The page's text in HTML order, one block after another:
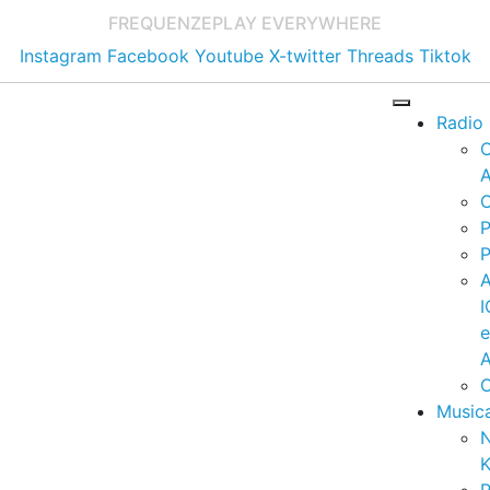
FREQUENZEPLAY EVERYWHERE
Instagram Facebook Youtube X-twitter Threads Tiktok
Radio
e